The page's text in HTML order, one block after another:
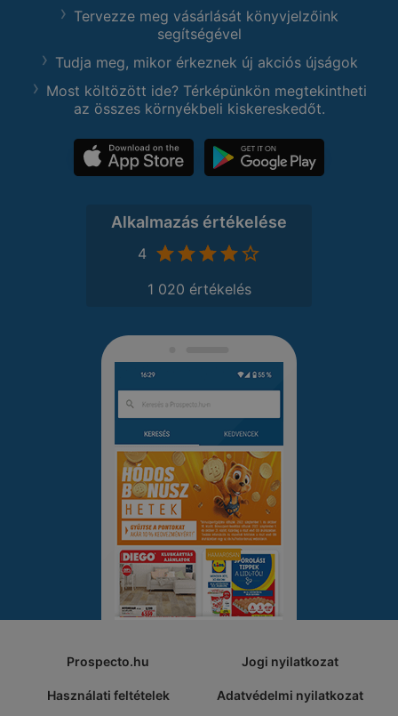
Tervezze meg vásárlását könyvjelzőink
segítségével
Tudja meg, mikor érkeznek új akciós újságok
Most költözött ide? Térképünkön megtekintheti
az összes környékbeli kiskereskedőt.
Alkalmazás értékelése
4
1 020 értékelés
Prospecto.hu Jogi nyilatkozat
Használati feltételek Adatvédelmi nyilatkozat